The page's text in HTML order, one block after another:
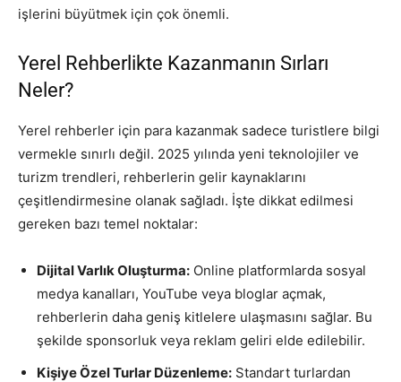
işlerini büyütmek için çok önemli.
Yerel Rehberlikte Kazanmanın Sırları
Neler?
Yerel rehberler için para kazanmak sadece turistlere bilgi
vermekle sınırlı değil. 2025 yılında yeni teknolojiler ve
turizm trendleri, rehberlerin gelir kaynaklarını
çeşitlendirmesine olanak sağladı. İşte dikkat edilmesi
gereken bazı temel noktalar:
Dijital Varlık Oluşturma: Online platformlarda sosyal
medya kanalları, YouTube veya bloglar açmak,
rehberlerin daha geniş kitlelere ulaşmasını sağlar. Bu
şekilde sponsorluk veya reklam geliri elde edilebilir.
Kişiye Özel Turlar Düzenleme: Standart turlardan